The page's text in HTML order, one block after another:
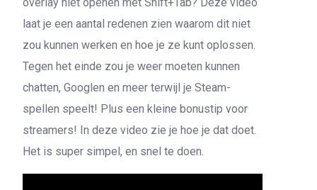
laat je een aantal redenen zien waarom dit niet
zou kunnen werken en hoe je ze kunt oplossen.
Tegen het einde zou je weer moeten kunnen
chatten, Googlen en meer terwijl je Steam-
spellen speelt! Plus een kleine bonustip voor
streamers! In deze video zie je hoe je dat doet.
Het is super simpel, en snel te doen.